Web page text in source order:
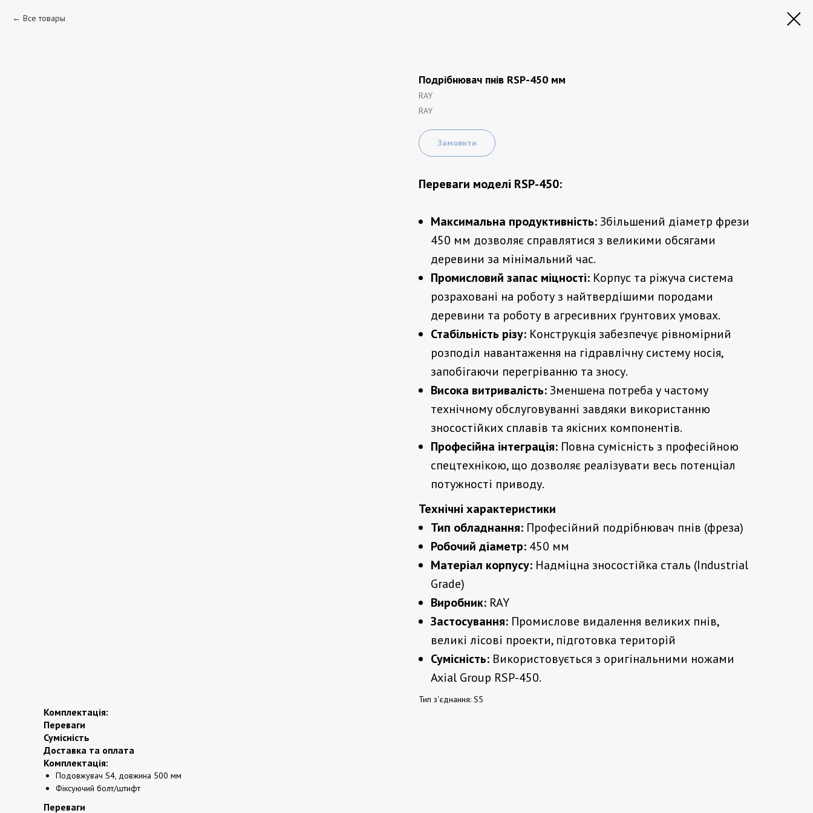
Все товары
Подрібнювач пнів RSP-450 мм
RAY
RAY
Замовити
Переваги моделі RSP-450:
Максимальна продуктивність:Збільшений діаметр фрези
450 мм дозволяє справлятися з великими обсягами
деревини за мінімальний час.
Промисловий запас міцності: Корпус та ріжуча система
розраховані на роботу з найтвердішими породами
деревини та роботу в агресивних ґрунтових умовах.
Стабільність різу: Конструкція забезпечує рівномірний
розподіл навантаження на гідравлічну систему носія,
запобігаючи перегріванню та зносу.
Висока витривалість:Зменшена потреба у частому
технічному обслуговуванні завдяки використанню
зносостійких сплавів та якісних компонентів.
Професійна інтеграція: Повна сумісність з професійною
спецтехнікою, що дозволяє реалізувати весь потенціал
потужності приводу.
Технічні характеристики
Тип обладнання: Професійний подрібнювач пнів (фреза)
Робочий діаметр: 450 мм
Матеріал корпусу: Надміцна зносостійка сталь (Industrial
Grade)
Виробник: RAY
Застосування: Промислове видалення великих пнів,
великі лісові проекти, підготовка територій
Сумісність: Використовується з оригінальними ножами
Axial Group RSP-450.
Тип з'єднання: S5
Комплектація:
Переваги
Сумісність
Доставка та оплата
Комплектація:
Подовжувач S4, довжина 500 мм
Фіксуючий болт/штифт
Переваги